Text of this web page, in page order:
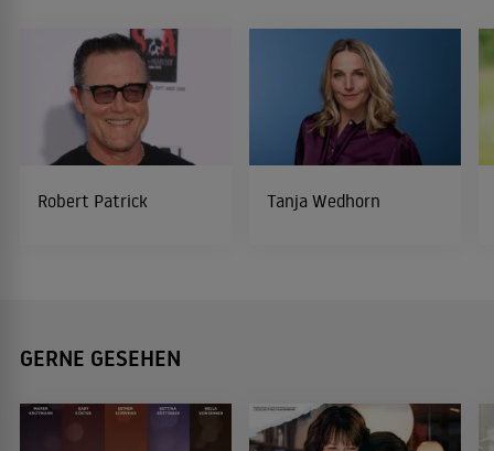
Robert Patrick Tanja Wedhorn
GERNE GESEHEN